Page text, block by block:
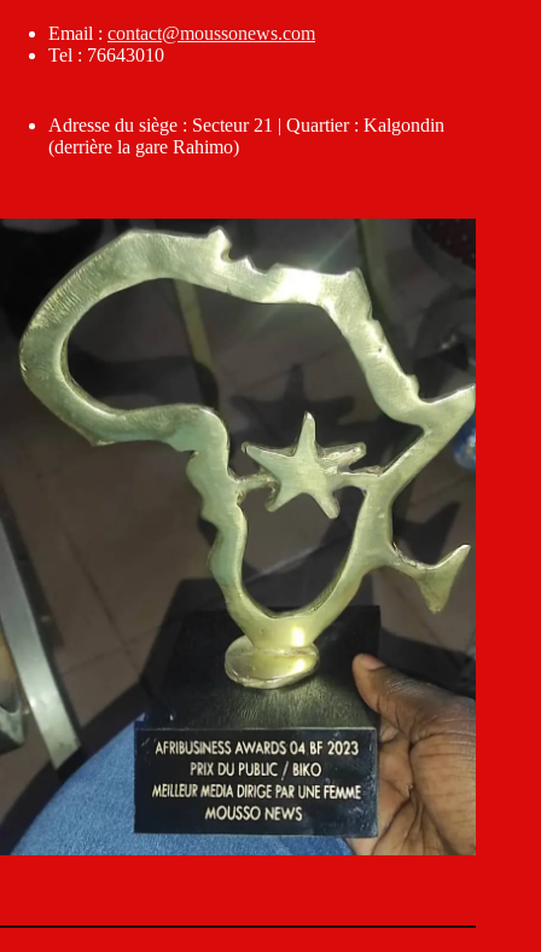
Email : contact@moussonews.com
Tel : 76643010
Adresse du siège : Secteur 21 | Quartier : Kalgondin
(derrière la gare Rahimo)